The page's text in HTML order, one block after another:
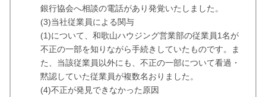
銀行協会へ相談の電話があり発覚いたしました。
(3)当社従業員による関与
(1)について、和歌山ハウジング営業部の従業員1名が
不正の一部を知りながら手続きしていたものです。ま
た、当該従業員以外にも、不正の一部について看過・
黙認していた従業員が複数名おりました。
(4)不正が発見できなかった原因